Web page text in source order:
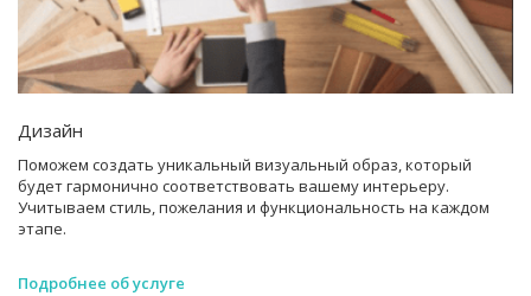
Дизайн
Поможем создать уникальный визуальный образ, который
будет гармонично соответствовать вашему интерьеру.
Учитываем стиль, пожелания и функциональность на каждом
этапе.
Подробнее об услуге